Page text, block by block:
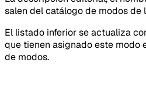
salen del catálogo de modos de
El listado inferior se actualiza
que tienen asignado este modo
de modos.